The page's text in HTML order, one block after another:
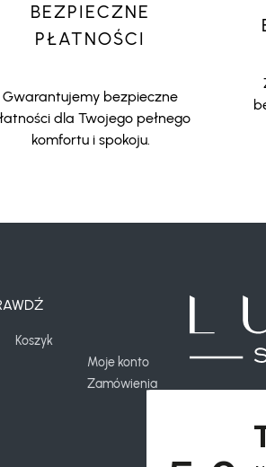
BEZPIECZNE
PŁATNOŚCI
Gwarantujemy bezpieczne
dla Twojego pełnego
komfortu i spokoju.
Koszyk
Moje konto
Zamówienia